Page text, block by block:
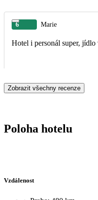
6 Marie
Zobrazit všechny recenze
Poloha hotelu
Vzdálenost